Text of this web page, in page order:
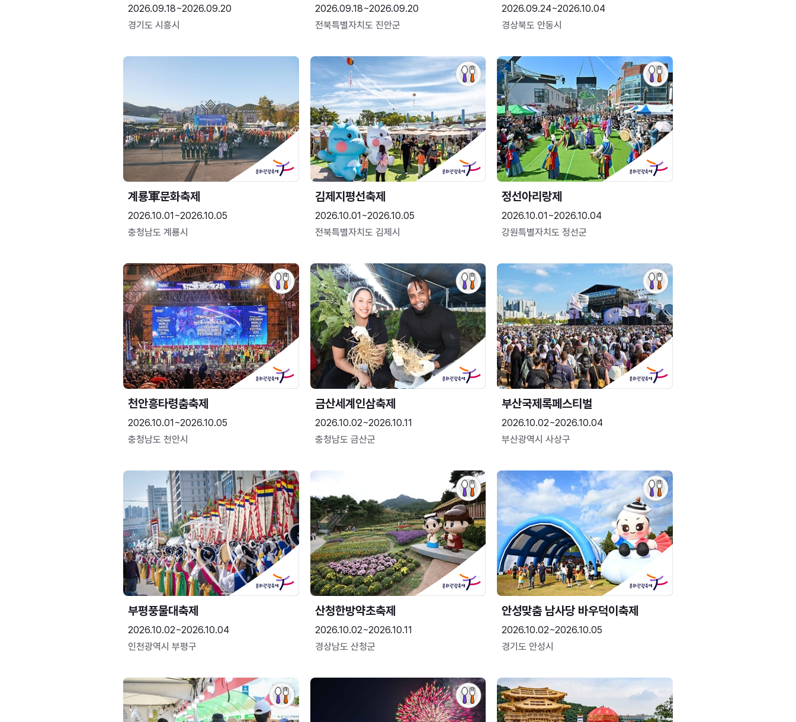
2026.09.18~2026.09.20
경기도 시흥시
2026.09.18~2026.09.20
전북특별자치도 진안군
2026.09.24~2026.10.04
경상북도 안동시
2026.10.01~2026.10.05
충청남도 계룡시
김제지평선축제
2026.10.01~2026.10.05
전북특별자치도 김제시
정선아리랑제
2026.10.01~2026.10.04
강원특별자치도 정선군
천안흥타령춤축제
2026.10.01~2026.10.05
충청남도 천안시
금산세계인삼축제
2026.10.02~2026.10.11
충청남도 금산군
부산국제록페스티벌
2026.10.02~2026.10.04
부산광역시 사상구
부평풍물대축제
2026.10.02~2026.10.04
인천광역시 부평구
산청한방약초축제
2026.10.02~2026.10.11
경상남도 산청군
안성맞춤 남사당 바우덕이축제
2026.10.02~2026.10.05
경기도 안성시